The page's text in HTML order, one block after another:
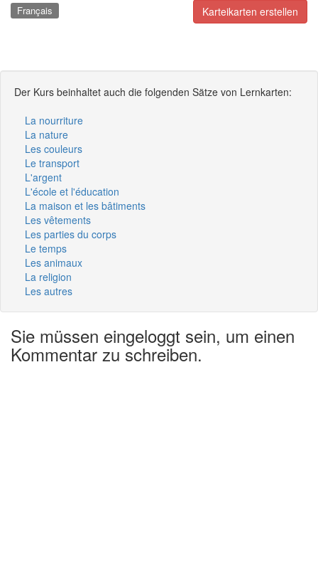
Karteikarten erstellen
Français
Der Kurs beinhaltet auch die folgenden Sätze von Lernkarten:
La nourriture
La nature
Les couleurs
Le transport
L'argent
L'école et l'éducation
La maison et les bâtiments
Les vêtements
Les parties du corps
Le temps
Les animaux
La religion
Les autres
Sie müssen eingeloggt sein, um einen
Kommentar zu schreiben.